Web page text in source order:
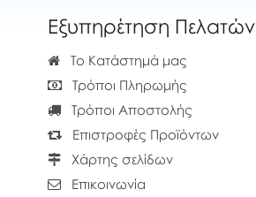
Εξυπηρέτηση Πελατών
Το Κατάστημά μας
Τρόποι Πληρωμής
Τρόποι Αποστολής
Επιστροφές Προϊόντων
Χάρτης σελίδων
Επικοινωνία